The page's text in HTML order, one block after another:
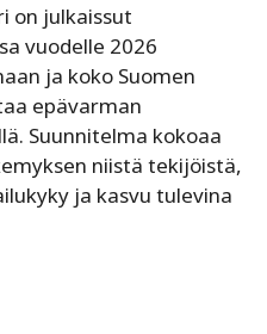
on julkaissut
vuodelle 2026
ja koko Suomen
epävarman
Suunnitelma kokoaa
niistä tekijöistä,
ja kasvu tulevina